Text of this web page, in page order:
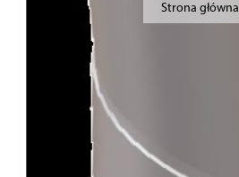
Strona główna